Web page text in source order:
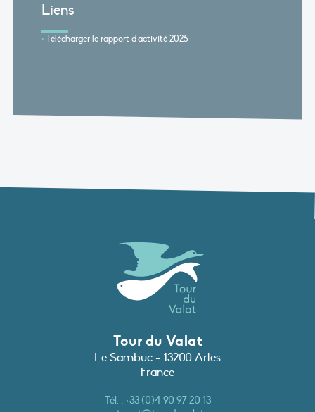
Liens
Télécharger le rapport d'activité 2025
Tour du Valat
Le Sambuc - 13200 Arles
France
Tél. : +33 (0)4 90 97 20 13